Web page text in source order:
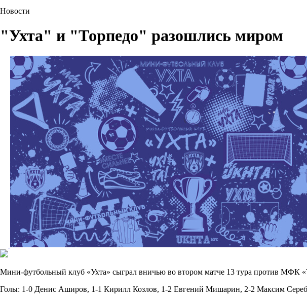
Новости
"Ухта" и "Торпедо" разошлись миром
Мини-футбольный клуб «Ухта» сыграл вничью во втором матче 13 тура против МФК
Голы: 1-0 Денис Аширов, 1-1 Кирилл Козлов, 1-2 Евгений Мишарин, 2-2 Максим